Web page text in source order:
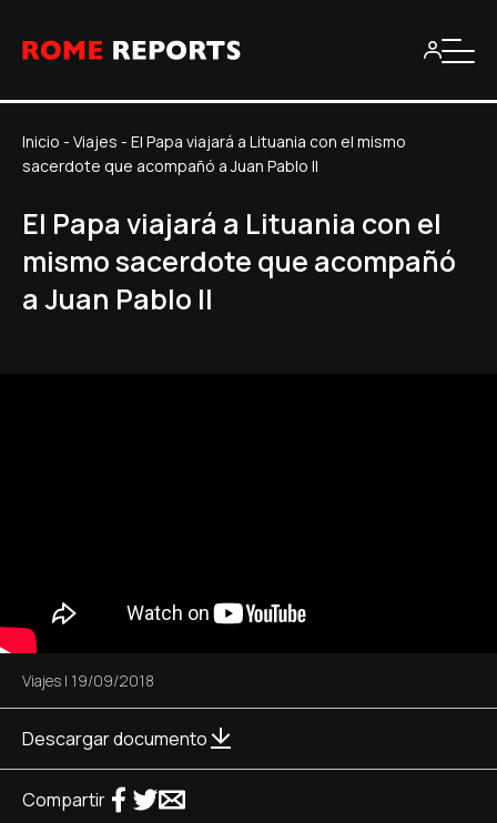
Inicio - Viajes - El Papa viajará a Lituania con el mismo
sacerdote que acompañó a Juan Pablo II
El Papa viajará a Lituania con el
mismo sacerdote que acompañó
a Juan Pablo II
Viajes | 19/09/2018
Descargar documento
Compartir